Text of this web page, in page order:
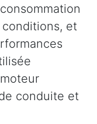
et
conduite et